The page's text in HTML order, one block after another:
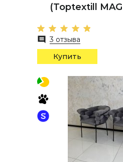
(Toptextill
3 отзыва
Купить